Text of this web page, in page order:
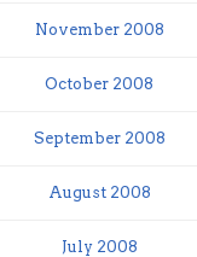
November 2008
October 2008
September 2008
August 2008
July 2008